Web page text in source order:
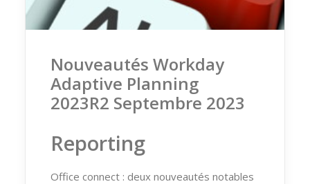
Nouveautés Workday
Adaptive Planning
2023R2 Septembre 2023
Reporting
Office connect : deux nouveautés notables